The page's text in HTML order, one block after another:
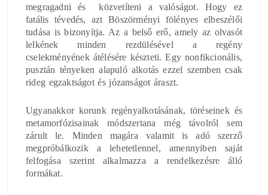
megragadni és közvetíteni a valóságot. Hogy ez
fatális tévedés, azt Böszörményi fölényes elbeszélői
tudása is bizonyítja. Az a belső erő, amely az olvasót
lelkének minden rezdülésével a regény
cselekményének átélésére készteti. Egy nonfikcionális,
pusztán tényeken alapuló alkotás ezzel szemben csak
rideg egzaktságot és józanságot áraszt.
Ugyanakkor korunk regényalkotásának, töréseinek és
metamorfózisainak módszertana még távolról sem
zárult le. Minden magára valamit is adó szerző
megpróbálkozik a lehetetlennel, amennyiben saját
felfogása szerint alkalmazza a rendelkezésre álló
formákat.